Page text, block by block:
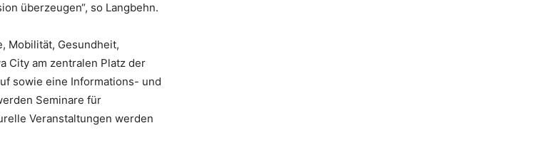
überzeugen“, so Langbehn.
Mobilität, Gesundheit,
City am zentralen Platz der
sowie eine Informations- und
Seminare für
Veranstaltungen werden